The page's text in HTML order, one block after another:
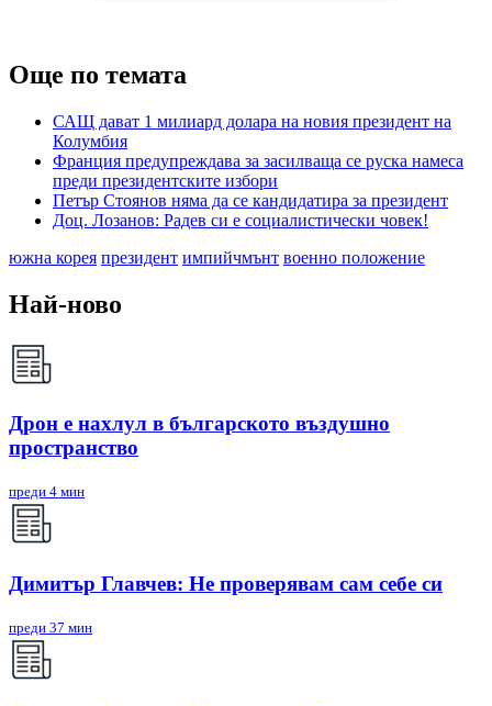
Още по темата
САЩ дават 1 милиард долара на новия президент на
Колумбия
Франция предупреждава за засилваща се руска намеса
преди президентските избори
Петър Стоянов няма да се кандидатира за президент
Доц. Лозанов: Радев си е социалистически човек!
южна корея президент импийчмънт военно положение
Най-ново
Дрон е нахлул в българското въздушно
пространство
преди 4 мин
Димитър Главчев: Не проверявам сам себе си
преди 37 мин